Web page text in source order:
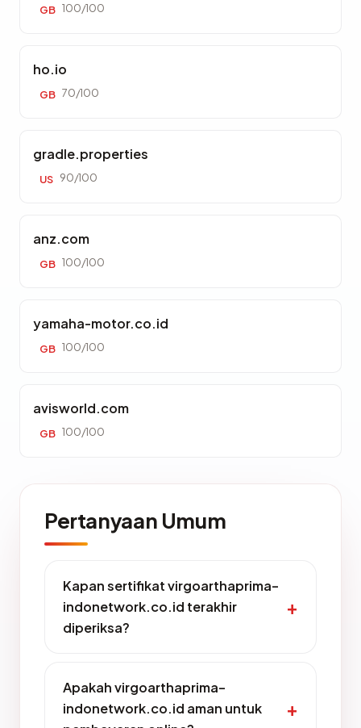
GB 100/100
ho.io
GB 70/100
gradle.properties
US 90/100
anz.com
GB 100/100
yamaha-motor.co.id
GB 100/100
avisworld.com
GB 100/100
Pertanyaan Umum
Kapan sertifikat virgoarthaprima-
indonetwork.co.id terakhir
diperiksa?
Apakah virgoarthaprima-
indonetwork.co.id aman untuk